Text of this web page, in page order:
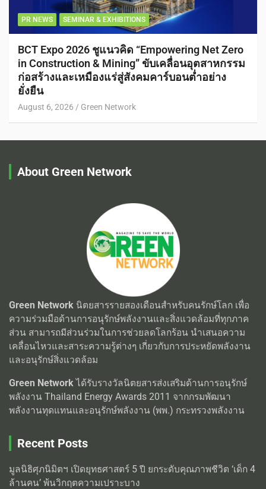
PR NEWS SEMINAR & EXHIBITIONS
BCT Expo 2026 ชูแนวคิด “Empowering Net Zero
in Construction & Mining” ขับเคลื่อนอุตสาหกรรม
ก่อสร้างและเหมืองแร่สู่สังคมคาร์บอนต่ำอย่าง
ยั่งยืน
August 6, 2026 Green Network
About Green Network
Green Network นิตยสารรายสองเดือนสำหรับคนรักษ์โลก เพื่อ
ความร่วมมือด้านการอนุรักษ์พลังงานและสิ่งแวดล้อมที่ทุกภาค
ส่วน สามารถมีส่วนร่วมในการช่วยลดโลกร้อน นำเสนอความ
เคลื่อนไหวและสาระความรู้ต่างๆ เกี่ยวกับการประหยัดพลังงาน
และอนุรักษ์สิ่งแวดล้อม
Green Networkได้รับรางวัลนิตยสารส่งเสริมด้านการอนุรักษ์
พลังงาน Thailand Energy Awards 2011 จากกรมพัฒนา
พลังงานทุดแทนและอนุรักษ์พลังงาน (พพ.) กระทรวงพลังงาน
Recent Posts
มูลนิธิศุภนิมิตฯ เปิดยุทธศาสตร์ 5 ปี ยกระดับคุณภาพชีวิต ‘เด็ก 4
ล้านคน’ พ้นวิกฤตความเปราะบาง